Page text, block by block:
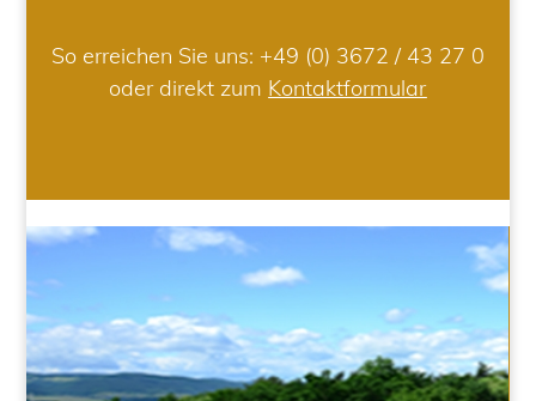
So erreichen Sie uns: +49 (0) 3672 / 43 27 0
oder direkt zum Kontaktformular